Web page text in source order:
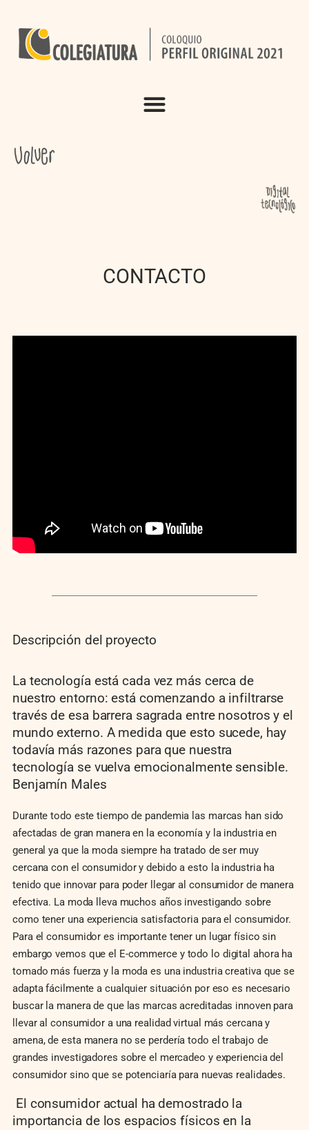
CONTACTO
Descripción del proyecto
La tecnología está cada vez más cerca de
nuestro entorno: está comenzando a infiltrarse
través de esa barrera sagrada entre nosotros y el
mundo externo. A medida que esto sucede, hay
todavía más razones para que nuestra
tecnología se vuelva emocionalmente sensible.
Benjamín Males
Durante todo este tiempo de pandemia las marcas han sido
afectadas de gran manera en la economía y la industria en
general ya que la moda siempre ha tratado de ser muy
cercana con el consumidor y debido a esto la industria ha
tenido que innovar para poder llegar al consumidor de manera
efectiva. La moda lleva muchos años investigando sobre
como tener una experiencia satisfactoria para el consumidor.
Para el consumidor es importante tener un lugar físico sin
embargo vemos que el E-commerce y todo lo digital ahora ha
tomado más fuerza y la moda es una industria creativa que se
adapta fácilmente a cualquier situación por eso es necesario
buscar la manera de que las marcas acreditadas innoven para
llevar al consumidor a una realidad virtual más cercana y
amena, de esta manera no se perdería todo el trabajo de
grandes investigadores sobre el mercadeo y experiencia del
consumidor sino que se potenciaría para nuevas realidades.
El consumidor actual ha demostrado la
importancia de los espacios físicos en la